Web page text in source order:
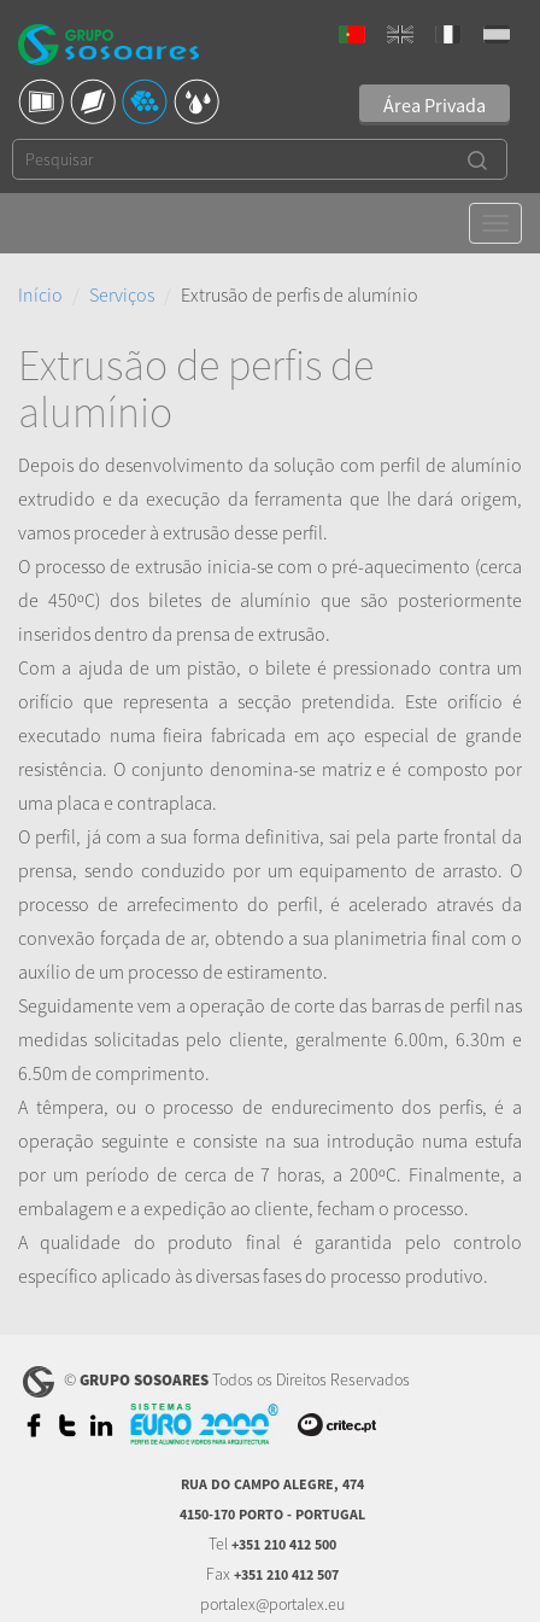
Área Privada
Início Serviços Extrusão de perfis de alumínio
Extrusão de perfis de
alumínio
Depois do desenvolvimento da solução com perfil de alumínio
extrudido e da execução da ferramenta que lhe dará origem,
vamos proceder à extrusão desse perfil.
O processo de extrusão inicia-se com o pré-aquecimento (cerca
de 450ºC) dos biletes de alumínio que são posteriormente
inseridos dentro da prensa de extrusão.
Com a ajuda de um pistão, o bilete é pressionado contra um
orifício que representa a secção pretendida. Este orifício é
executado numa fieira fabricada em aço especial de grande
resistência. O conjunto denomina-se matriz e é composto por
uma placa e contraplaca.
O perfil, já com a sua forma definitiva, sai pela parte frontal da
prensa, sendo conduzido por um equipamento de arrasto. O
processo de arrefecimento do perfil, é acelerado através da
convexão forçada de ar, obtendo a sua planimetria final com o
auxílio de um processo de estiramento.
Seguidamente vem a operação de corte das barras de perfil nas
medidas solicitadas pelo cliente, geralmente 6.00m, 6.30m e
6.50m de comprimento.
A têmpera, ou o processo de endurecimento dos perfis, é a
operação seguinte e consiste na sua introdução numa estufa
por um período de cerca de 7 horas, a 200ºC. Finalmente, a
embalagem e a expedição ao cliente, fecham o processo.
A qualidade do produto final é garantida pelo controlo
específico aplicado às diversas fases do processo produtivo.
©GRUPO SOSOARESTodos os Direitos Reservados
RUA DO CAMPO ALEGRE, 474
4150-170 PORTO - PORTUGAL
Tel +351 210 412 500
Fax +351 210 412 507
portalex@portalex.eu